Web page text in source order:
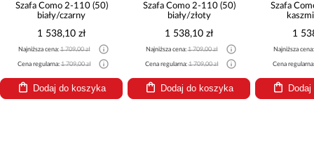
Szafa Como 2-110 (50)
biały/czarny
1 538,10 zł
Najniższa cena:1 709,00 zł
Cena regularna:1 709,00 zł
Dodaj do koszyka
Szafa Como 2-110 (50)
biały/złoty
1 538,10 zł
Najniższa cena:1 709,00 zł
Cena regularna:1 709,00 zł
Dodaj do koszyka
Szafa
1
Najniższa
Cena